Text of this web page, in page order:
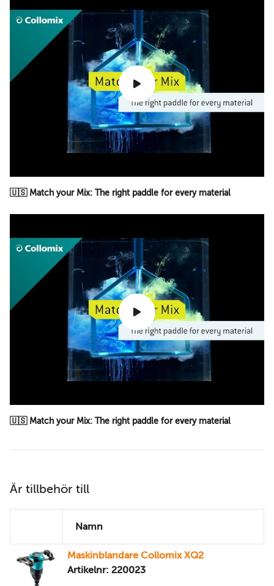
🇺🇸 Match your Mix: The right paddle for every material
🇺🇸 Match your Mix: The right paddle for every material
Är tillbehör till
Namn
Maskinblandare Collomix XQ2
Artikelnr: 220023